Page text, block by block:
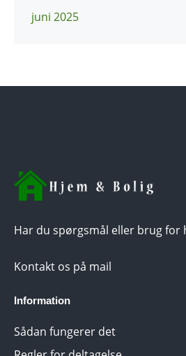
juni 2025
Har du spørgsmål eller brug
Kontakt os på mail
Information
Sådan fungerer det